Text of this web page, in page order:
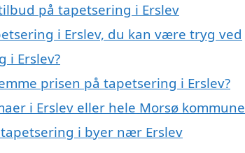
på tapetsering i Erslev
i Erslev, du kan være tryg ved
i Erslev?
prisen på tapetsering i Erslev?
i Erslev eller hele Morsø kommune
i byer nær Erslev